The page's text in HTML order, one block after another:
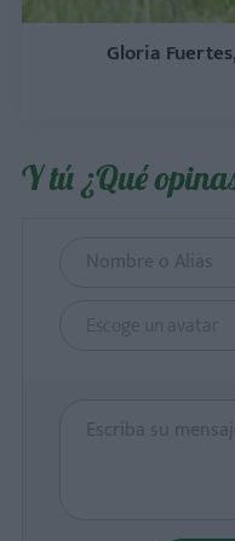
Gloria
Y tú ¿Qué
Escoge un avatar